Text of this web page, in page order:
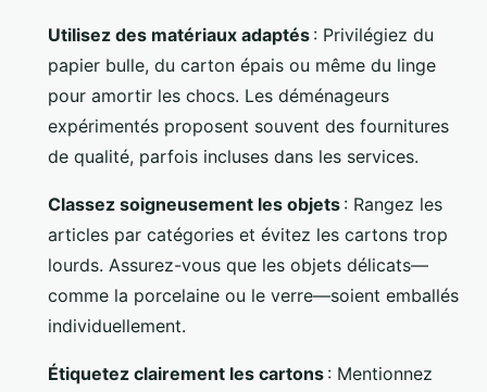
Utilisez des matériaux adaptés : Privilégiez du
papier bulle, du carton épais ou même du linge
pour amortir les chocs. Les déménageurs
expérimentés proposent souvent des fournitures
de qualité, parfois incluses dans les services.
Classez soigneusement les objets : Rangez les
articles par catégories et évitez les cartons trop
lourds. Assurez-vous que les objets délicats—
comme la porcelaine ou le verre—soient emballés
individuellement.
Étiquetez clairement les cartons : Mentionnez